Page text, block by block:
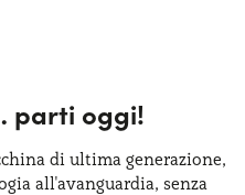
parti oggi!
di ultima generazione,
all'avanguardia, senza